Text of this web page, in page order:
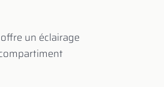
un éclairage